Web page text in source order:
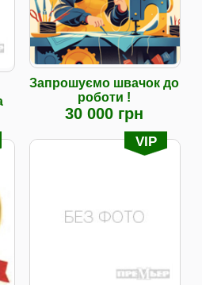
Запрошуємо швачок до
роботи !
30 000 грн
VIP